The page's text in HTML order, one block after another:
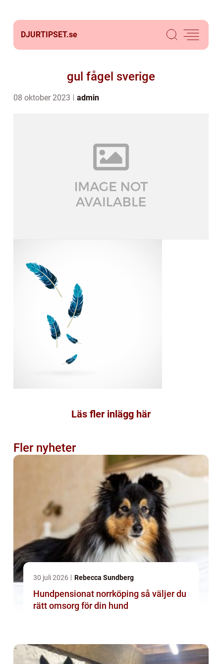
DJURTIPSET.se
gul fågel sverige
08 oktober 2023 admin
Läs fler inlägg här
Fler nyheter
30 juli 2026 Rebecca Sundberg
Hundpensionat norrköping så väljer du
rätt omsorg för din hund